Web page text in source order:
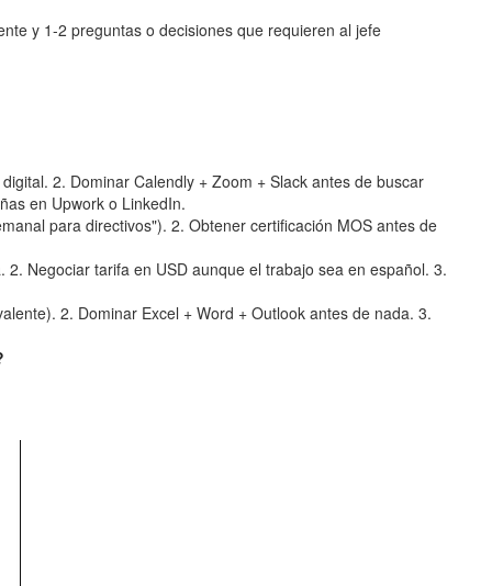
y 1-2 preguntas o decisiones que requieren al jefe
2. Dominar Calendly + Zoom + Slack antes de buscar
en Upwork o LinkedIn.
para directivos"). 2. Obtener certificación MOS antes de
Negociar tarifa en USD aunque el trabajo sea en español. 3.
2. Dominar Excel + Word + Outlook antes de nada. 3.